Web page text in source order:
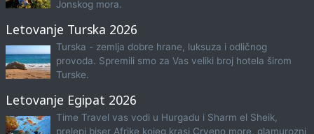
Jonskog mora.
Letovanje Turska 2026
Turska - zemlja dobre hrane, luksuza i odličnog
provoda. Spremili smo za Vas veliki broj hotela širom
Turske.
Letovanje Egipat 2026
Time Travel vas vodi u Hurgadu i Sharm el Sheik,
prelepi biser Afrike kojeg krasi Crveno more, glamurozni